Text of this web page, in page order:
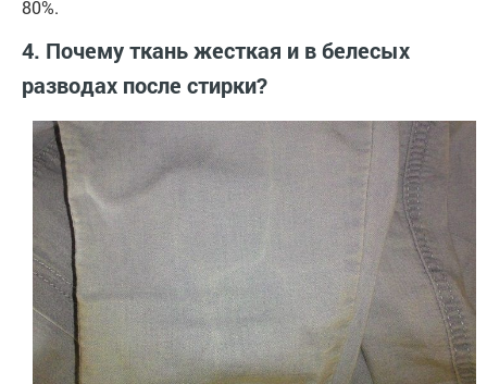
80%.
4. Почему ткань жесткая и в белесых
разводах после стирки?